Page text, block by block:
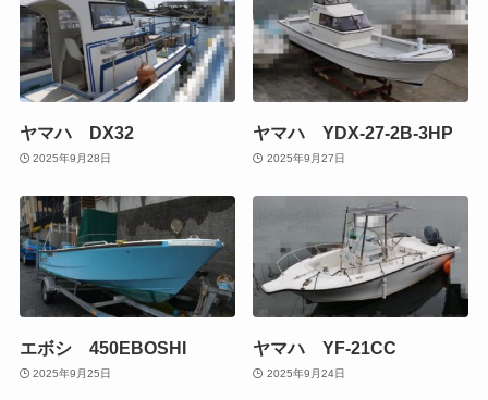
ヤマハ DX32
2025年9月28日
ヤマハ YDX-27-2B-3HP
2025年9月27日
エボシ 450EBOSHI
2025年9月25日
ヤマハ YF-21CC
2025年9月24日